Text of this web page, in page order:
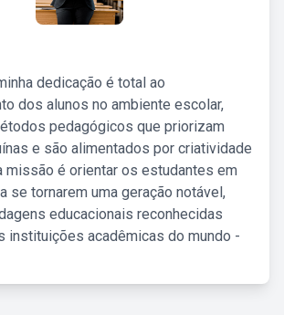
dedicação é total ao
dos alunos no ambiente escolar,
pedagógicos que priorizam
e são alimentados por criatividade
missão é orientar os estudantes em
se tornarem uma geração notável,
educacionais reconhecidas
instituições acadêmicas do mundo -